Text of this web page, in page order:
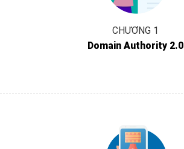
CHƯƠNG 1
Domain Authority 2.0